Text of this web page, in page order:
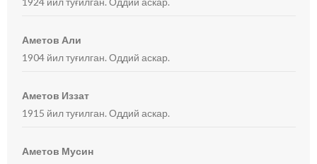
Аметов Али
1904 йил туғилган. Оддий аскар.
Аметов Иззат
1915 йил туғилган. Оддий аскар.
Аметов Мусин